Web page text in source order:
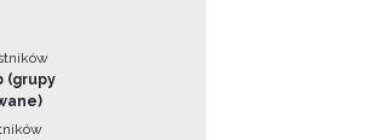
(grupy